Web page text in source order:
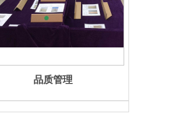
品质管理